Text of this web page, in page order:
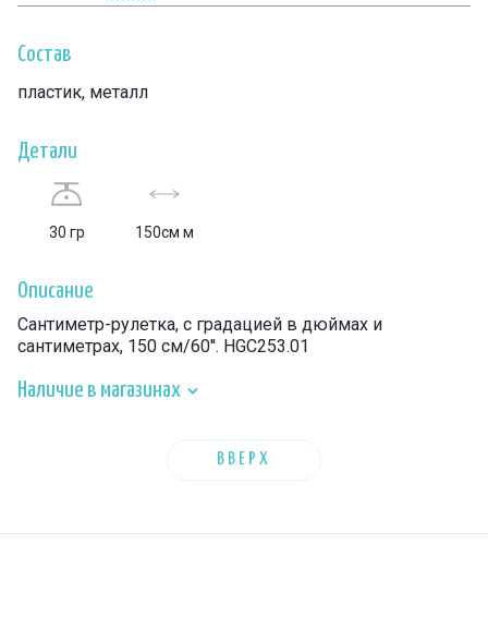
Состав
пластик, металл
Детали
30 гр 150см м
Описание
Сантиметр-рулетка, с градацией в дюймах и
сантиметрах, 150 см/60''. HGC253.01
Наличие в магазинах
ВВЕРХ